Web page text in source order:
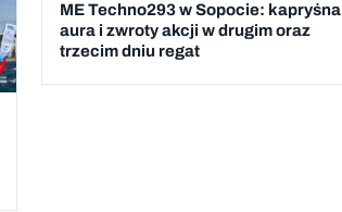
ME Techno293 w Sopocie: kapryśna
aura i zwroty akcji w drugim oraz
trzecim dniu regat